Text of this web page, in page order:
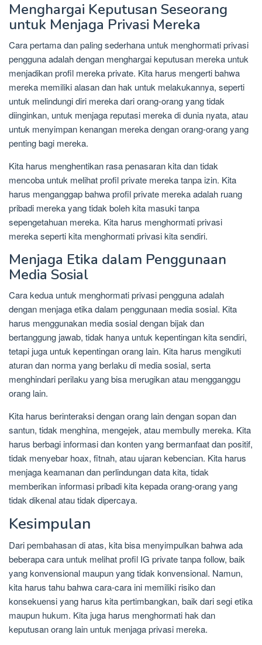
Menghargai Keputusan Seseorang
untuk Menjaga Privasi Mereka
Cara pertama dan paling sederhana untuk menghormati privasi
pengguna adalah dengan menghargai keputusan mereka untuk
menjadikan profil mereka private. Kita harus mengerti bahwa
mereka memiliki alasan dan hak untuk melakukannya, seperti
untuk melindungi diri mereka dari orang-orang yang tidak
diinginkan, untuk menjaga reputasi mereka di dunia nyata, atau
untuk menyimpan kenangan mereka dengan orang-orang yang
penting bagi mereka.
Kita harus menghentikan rasa penasaran kita dan tidak
mencoba untuk melihat profil private mereka tanpa izin. Kita
harus menganggap bahwa profil private mereka adalah ruang
pribadi mereka yang tidak boleh kita masuki tanpa
sepengetahuan mereka. Kita harus menghormati privasi
mereka seperti kita menghormati privasi kita sendiri.
Menjaga Etika dalam Penggunaan
Media Sosial
Cara kedua untuk menghormati privasi pengguna adalah
dengan menjaga etika dalam penggunaan media sosial. Kita
harus menggunakan media sosial dengan bijak dan
bertanggung jawab, tidak hanya untuk kepentingan kita sendiri,
tetapi juga untuk kepentingan orang lain. Kita harus mengikuti
aturan dan norma yang berlaku di media sosial, serta
menghindari perilaku yang bisa merugikan atau mengganggu
orang lain.
Kita harus berinteraksi dengan orang lain dengan sopan dan
santun, tidak menghina, mengejek, atau membully mereka. Kita
harus berbagi informasi dan konten yang bermanfaat dan positif,
tidak menyebar hoax, fitnah, atau ujaran kebencian. Kita harus
menjaga keamanan dan perlindungan data kita, tidak
memberikan informasi pribadi kita kepada orang-orang yang
tidak dikenal atau tidak dipercaya.
Kesimpulan
Dari pembahasan di atas, kita bisa menyimpulkan bahwa ada
beberapa cara untuk melihat profil IG private tanpa follow, baik
yang konvensional maupun yang tidak konvensional. Namun,
kita harus tahu bahwa cara-cara ini memiliki risiko dan
konsekuensi yang harus kita pertimbangkan, baik dari segi etika
maupun hukum. Kita juga harus menghormati hak dan
keputusan orang lain untuk menjaga privasi mereka.